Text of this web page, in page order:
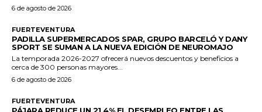
6 de agosto de 2026
FUERTEVENTURA
PADILLA SUPERMERCADOS SPAR, GRUPO BARCELÓ Y DANY
SPORT SE SUMAN A LA NUEVA EDICIÓN DE NEUROMAJO
La temporada 2026-2027 ofrecerá nuevos descuentos y beneficios a
cerca de 300 personas mayores...
6 de agosto de 2026
FUERTEVENTURA